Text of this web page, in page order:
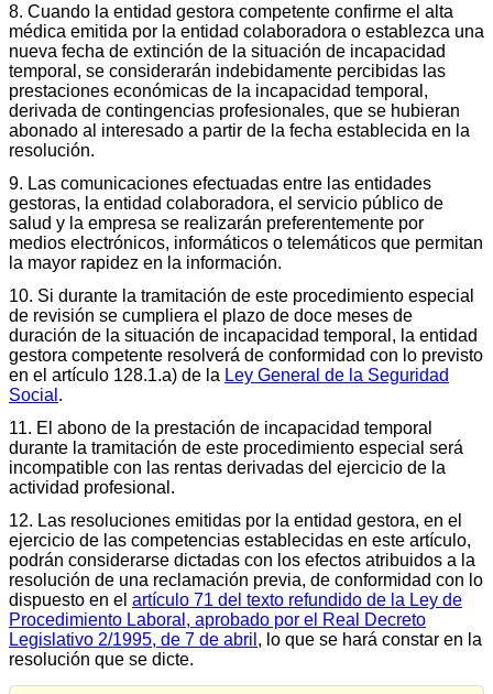
8. Cuando la entidad gestora competente confirme el alta
médica emitida por la entidad colaboradora o establezca una
nueva fecha de extinción de la situación de incapacidad
temporal, se considerarán indebidamente percibidas las
prestaciones económicas de la incapacidad temporal,
derivada de contingencias profesionales, que se hubieran
abonado al interesado a partir de la fecha establecida en la
resolución.
9. Las comunicaciones efectuadas entre las entidades
gestoras, la entidad colaboradora, el servicio público de
salud y la empresa se realizarán preferentemente por
medios electrónicos, informáticos o telemáticos que permitan
la mayor rapidez en la información.
10. Si durante la tramitación de este procedimiento especial
de revisión se cumpliera el plazo de doce meses de
duración de la situación de incapacidad temporal, la entidad
gestora competente resolverá de conformidad con lo previsto
en el artículo 128.1.a) de la Ley General de la Seguridad
Social .
11. El abono de la prestación de incapacidad temporal
durante la tramitación de este procedimiento especial será
incompatible con las rentas derivadas del ejercicio de la
actividad profesional.
12. Las resoluciones emitidas por la entidad gestora, en el
ejercicio de las competencias establecidas en este artículo,
podrán considerarse dictadas con los efectos atribuidos a la
resolución de una reclamación previa, de conformidad con lo
dispuesto en el artículo 71 del texto refundido de la Ley de
Procedimiento Laboral, aprobado por el Real Decreto
Legislativo 2/1995, de 7 de abril , lo que se hará constar en la
resolución que se dicte.